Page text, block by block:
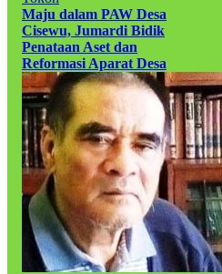
Maju dalam PAW Desa
Cisewu, Jumardi Bidik
Penataan Aset dan
Reformasi Aparat Desa